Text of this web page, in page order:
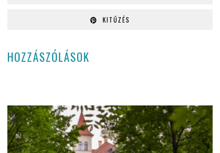
KITŰZÉS
HOZZÁSZÓLÁSOK